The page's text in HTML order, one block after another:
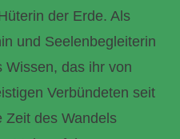
der Erde. Als
und Seelenbegleiterin
Wissen, das ihr von
Verbündeten seit
Zeit des Wandels